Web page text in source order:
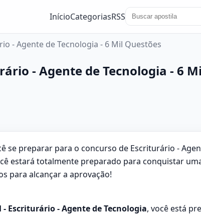
InícioCategoriasRSS
- Agente de Tecnologia - 6 Mil Questões
- Agente de Tecnologia - 6
se preparar para o concurso de Escriturário -
estará totalmente preparado para conquistar
para alcançar a aprovação!
- Escriturário - Agente de Tecnologia, você está